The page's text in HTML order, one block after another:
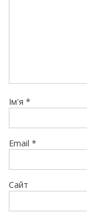
Ім'я *
Email *
Сайт